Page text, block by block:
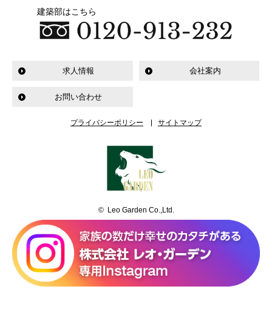
建築部はこちら
求人情報 会社案内
お問い合わせ
プライバシーポリシー サイトマップ
© Leo Garden Co.,Ltd.